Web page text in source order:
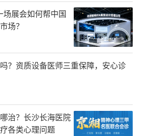
场展会如何帮中国
场？
？资质设备医师三重保障，安心诊
治？长沙长海医院
各类心理问题